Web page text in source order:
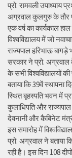
प्रो. रामवली
अग्रवाल कुलगुरु के तौर
एक वर्ष का कार्यकाल
विश्वविद्यालय में जो
राज्यपाल हरिभाऊ
सरकार ने प्रो. अग्रवाल
के सभी विश्वविद्यालयों
बताया कि 39वें स्थापना
स्थित बृहस्पति भवन में
कुलाधिपति और
देवनानी और कैबिनेट
इस समारोह में
प्रो. अग्रवाल ने बताया
रही है। इस दिन 108